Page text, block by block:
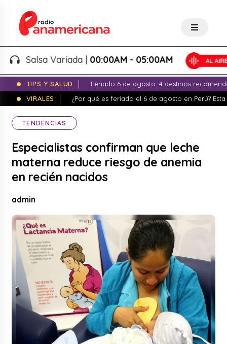
Salsa Variada |00:00AM - 05:00AM
TIPS Y SALUD
Feriado 6 de agosto: 4 destinos
VIRALES
¿Por qué es feriado el 6 de agosto en Perú?
TENDENCIAS
Especialistas confirman que leche
materna reduce riesgo de anemia
en recién nacidos
admin